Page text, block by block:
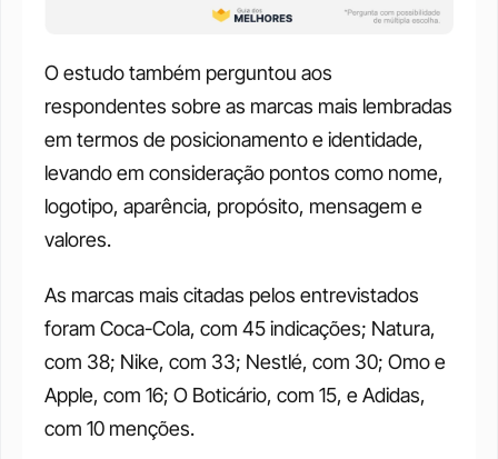
O estudo também perguntou aos
respondentes sobre as marcas mais lembradas
em termos de posicionamento e identidade,
levando em consideração pontos como nome,
logotipo, aparência, propósito, mensagem e
valores.
As marcas mais citadas pelos entrevistados
foram Coca-Cola, com 45 indicações; Natura,
com 38; Nike, com 33; Nestlé, com 30; Omo e
Apple, com 16; O Boticário, com 15, e Adidas,
com 10 menções.